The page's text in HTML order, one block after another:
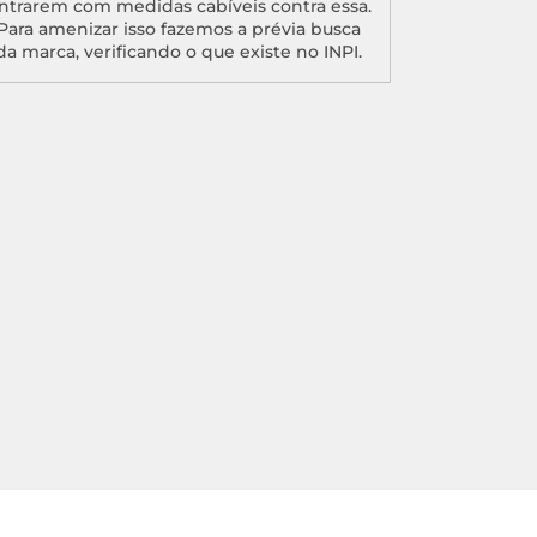
com medidas cabíveis contra essa.
amenizar isso fazemos a prévia busca
marca, verificando o que existe no INPI.